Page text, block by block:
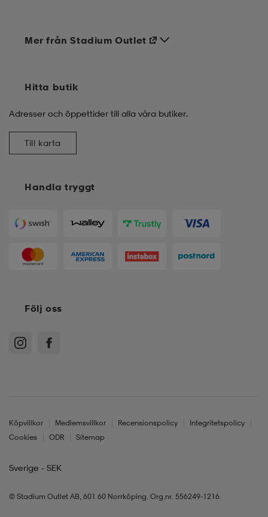
Handla tryggt
Mer från Stadium Outlet
Hitta butik
Adresser och öppettider till alla våra butiker.
Till karta
Följ oss
Köpvillkor Medlemsvillkor Recensionspolicy
Integritetspolicy
Cookies
ODR Sitemap
Sverige - SEK
© Stadium Outlet AB, 601 60 Norrköping. Org.nr. 556249-1216